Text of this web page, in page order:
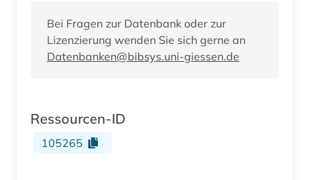
Bei Fragen zur Datenbank oder zur
Lizenzierung wenden Sie sich gerne an
Datenbanken@bibsys.uni-giessen.de
Ressourcen-ID
105265